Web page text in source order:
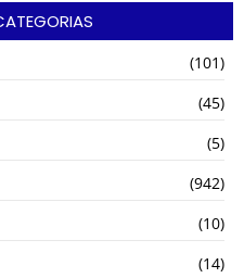
(101)
(45)
(5)
(942)
(10)
(14)